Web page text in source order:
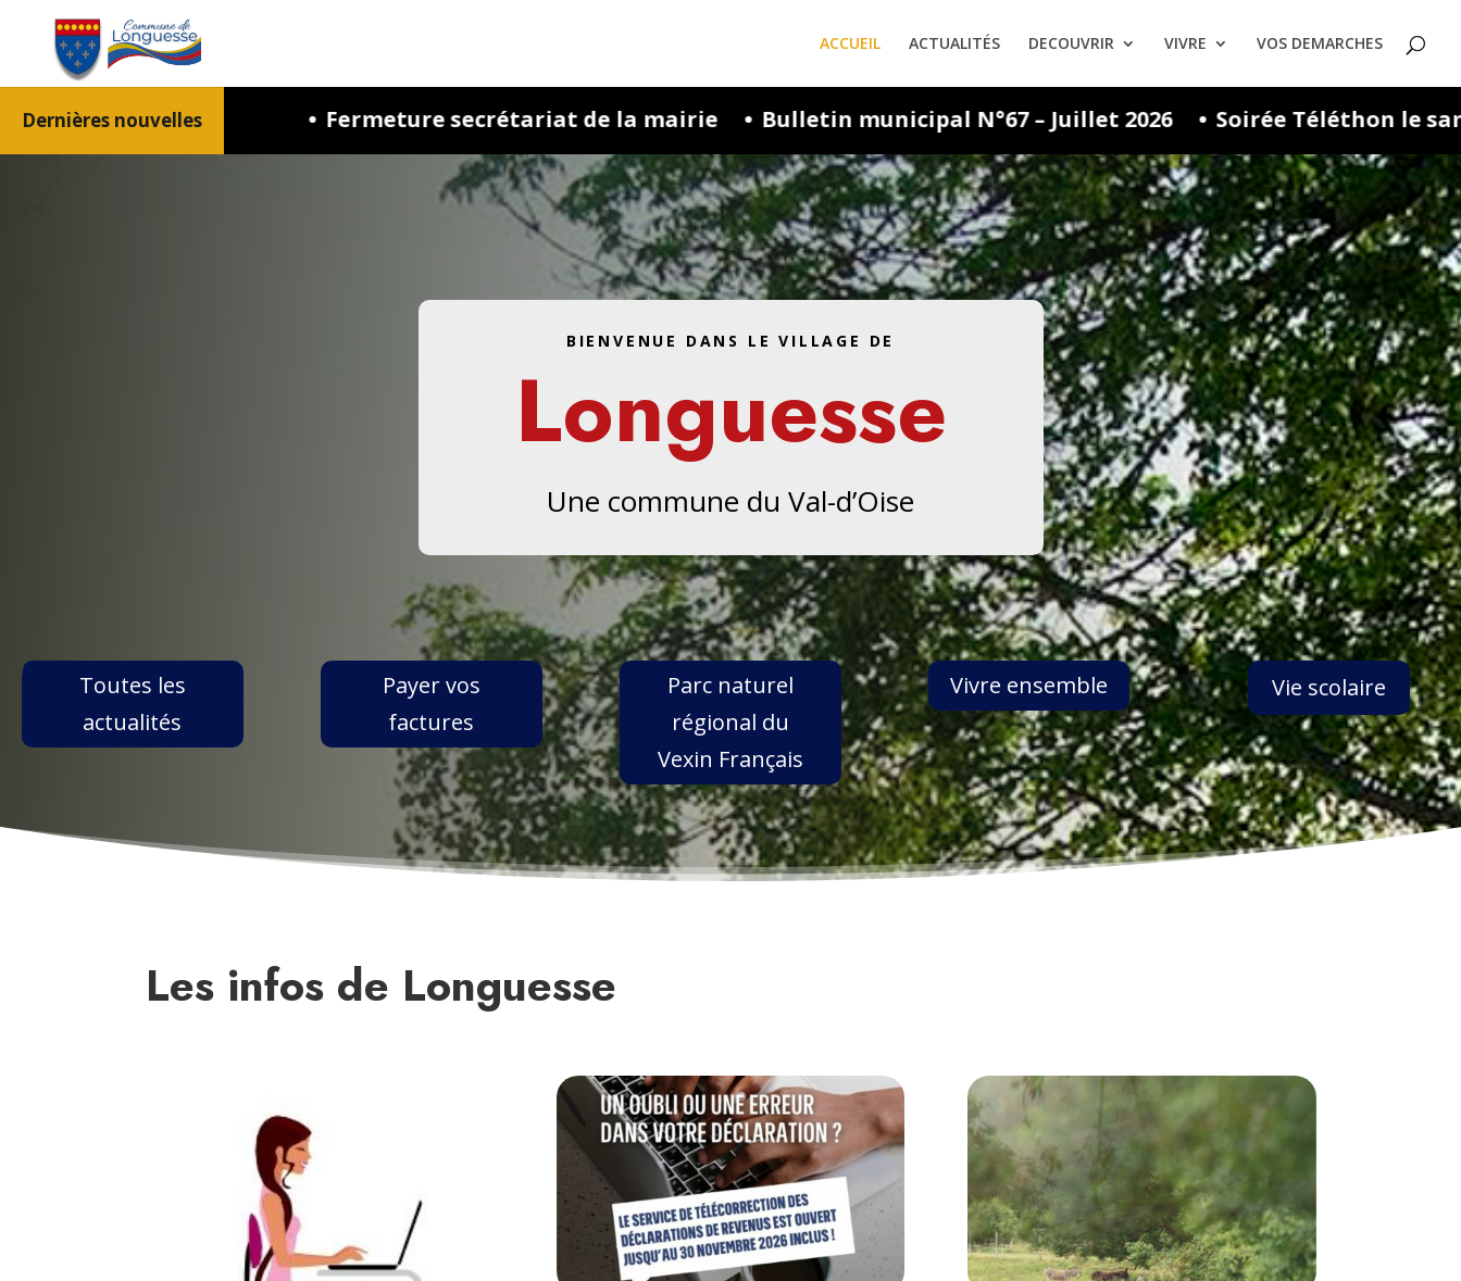
ACCUEIL ACTUALITÉS DECOUVRIR VIVRE VOS DEMARCHES
Dernières nouvelles
Fermeture secrétariat de la mairie Bulletin municipal N°67 – Juillet 2026 Soirée Téléthon le samedi 26 sept. 2026
BIENVENUE DANS LE VILLAGE DE
Longuesse
Une commune du Val-d’Oise
Toutes les
actualités
Payer vos
factures
Parc naturel
régional du
Vexin Français
Vivre ensemble Vie scolaire
Les infos de Longuesse